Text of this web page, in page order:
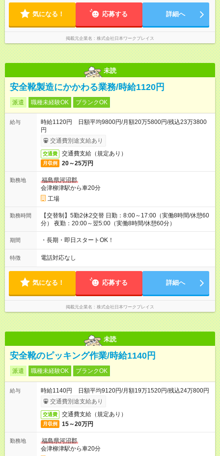
気になる！ 応募する 詳細へ
掲載元企業名 株式会社日本ワークプレイス
未読
安全靴製造にかかわる業務/時給1120円
派遣 職種未経験OK ブランクOK
給与
時給1120円 日額平均9800円/月額20万5800円/残込23万3800
円
交通費別途支給あり
交通費 交通費支給（規定あり）
月収例 20～25万円
勤務地
福島県河沼郡
会津柳津駅から車20分
工場
勤務時間
【交替制】5勤2休2交替 日勤：8:00～17:00（実働8時間/休憩60
分） 夜勤：20:00～翌5:00（実働8時間/休憩60分）
期間 ・長期・即日スタートOK！
特徴 電話対応なし
気になる！ 応募する 詳細へ
掲載元企業名 株式会社日本ワークプレイス
未読
安全靴のピッキング作業/時給1140円
派遣 職種未経験OK ブランクOK
給与
時給1140円 日額平均9120円/月額19万1520円/残込24万800円
交通費別途支給あり
交通費 交通費支給（規定あり）
月収例 15～20万円
勤務地
福島県河沼郡
会津柳津駅から車20分